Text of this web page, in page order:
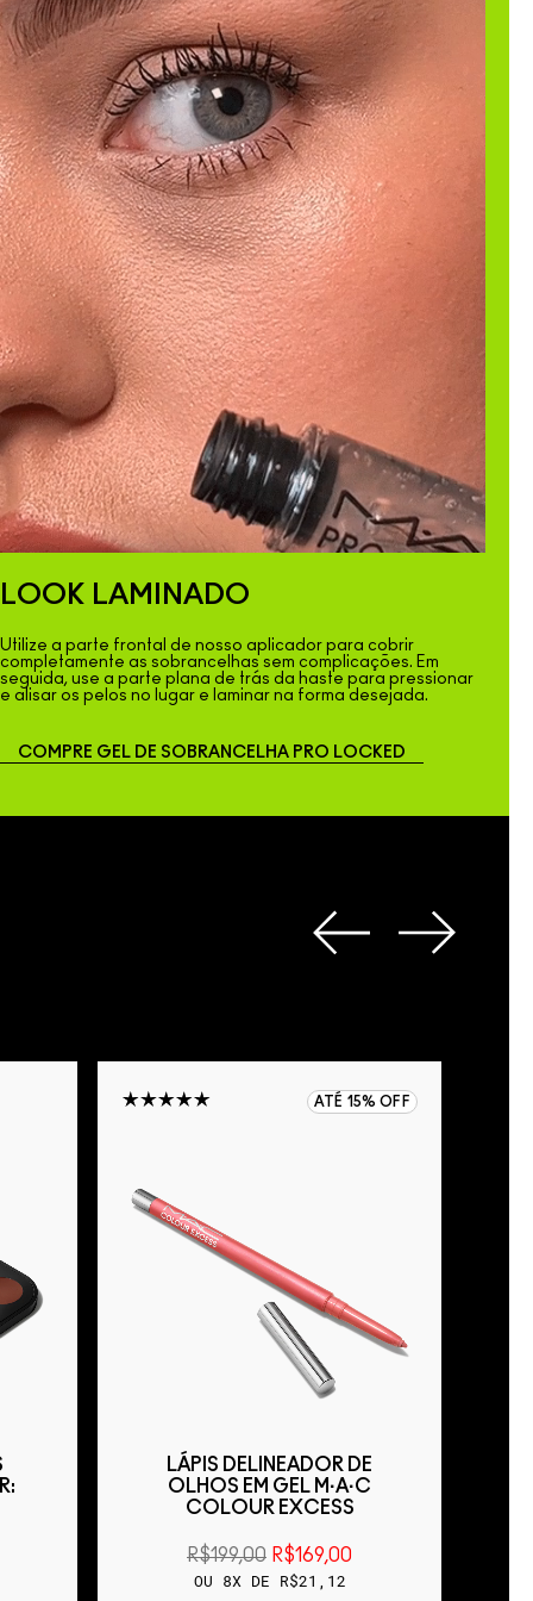
LOOK LAMINADO
Utilize a parte frontal de nosso aplicador para cobrir
completamente as sobrancelhas sem complicações. Em
seguida, use a parte plana de trás da haste para pressionar
e alisar os pelos no lugar e laminar na forma desejada.
COMPRE GEL DE SOBRANCELHA PRO LOCKED
ATÉ 15% OFF
LÁPIS DELINEADOR DE
OLHOS EM GEL M·A·C
COLOUR EXCESS
R$199,00 R$169,00
OU 8X DE R$21,12